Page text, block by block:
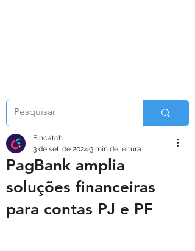
PagBank amplia
soluções financeiras
para contas PJ e PF
Fincatch
3 de set. de 2024 3 min de leitura